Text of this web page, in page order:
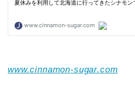
www.cinnamon-sugar.com